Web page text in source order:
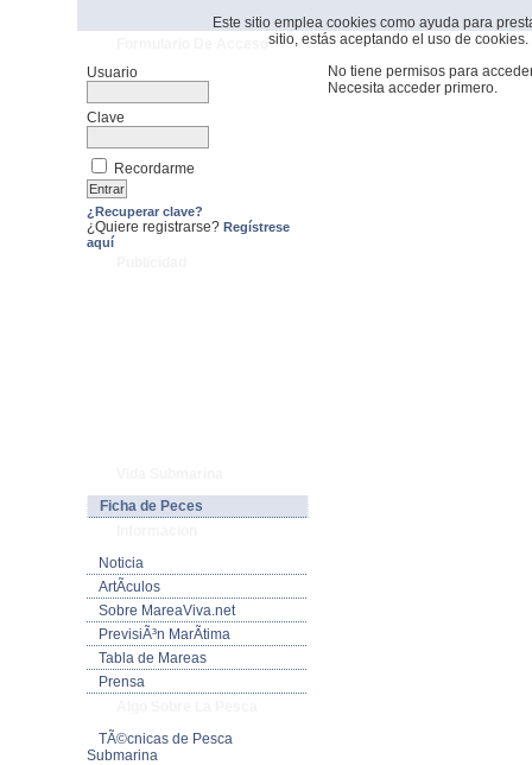
Este sitio emplea cookies como ayuda para
sitio, estás aceptando el uso de cookies.
Usuario
Clave
Recordarme
¿Recuperar clave?
¿Quiere registrarse? Regístrese
aquí
Ficha de Peces
Noticia
ArtÃ­culos
Sobre MareaViva.net
PrevisiÃ³n MarÃ­tima
Tabla de Mareas
Prensa
TÃ©cnicas de Pesca
Submarina
No tiene permisos para
Necesita acceder primero.